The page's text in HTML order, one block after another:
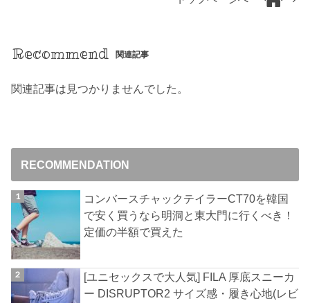
Recommend 関連記事
関連記事は見つかりませんでした。
RECOMMENDATION
コンバースチャックテイラーCT70を韓国
で安く買うなら明洞と東大門に行くべき！
定価の半額で買えた
[ユニセックスで大人気] FILA 厚底スニーカ
ー DISRUPTOR2 サイズ感・履き心地(レビ